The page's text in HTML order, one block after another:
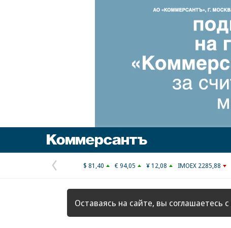
Предыдущая
страница
$ 81,40 € 94,05 ¥ 12,08 IMOEX 2285,88
Оставаясь на сайте, вы соглашаетесь с